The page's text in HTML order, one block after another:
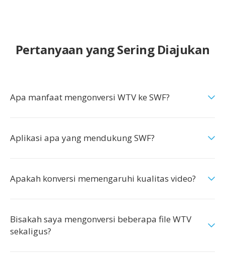
Pertanyaan yang Sering Diajukan
Apa manfaat mengonversi WTV ke SWF?
Aplikasi apa yang mendukung SWF?
Apakah konversi memengaruhi kualitas video?
Bisakah saya mengonversi beberapa file WTV
sekaligus?